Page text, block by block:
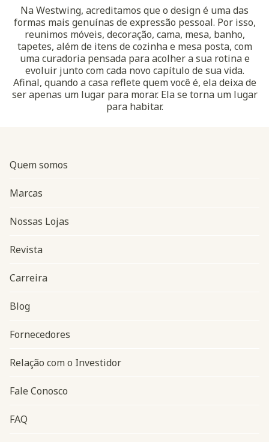
Na Westwing, acreditamos que o design é uma das
formas mais genuínas de expressão pessoal. Por isso,
reunimos móveis, decoração, cama, mesa, banho,
tapetes, além de itens de cozinha e mesa posta, com
uma curadoria pensada para acolher a sua rotina e
evoluir junto com cada novo capítulo de sua vida.
Afinal, quando a casa reflete quem você é, ela deixa de
ser apenas um lugar para morar. Ela se torna um lugar
para habitar.
Navegação do rodapé
Quem somos
Marcas
Nossas Lojas
Revista
Carreira
Blog
Fornecedores
Relação com o Investidor
Fale Conosco
FAQ